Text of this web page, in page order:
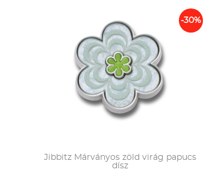
-30%
Jibbitz Márványos zöld virág papucs
dísz